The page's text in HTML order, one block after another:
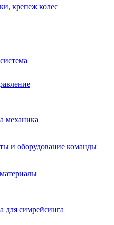
крепеж колес
механика
и оборудование команды
для симрейсинга